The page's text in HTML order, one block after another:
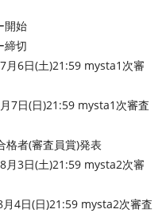
開始
締切
月6日(土)21:59 mysta1次審
7日(日)21:59 mysta1次審査
者(審査員賞)発表
月3日(土)21:59 mysta2次審
4⽇(⽇)21:59 mysta2次審査